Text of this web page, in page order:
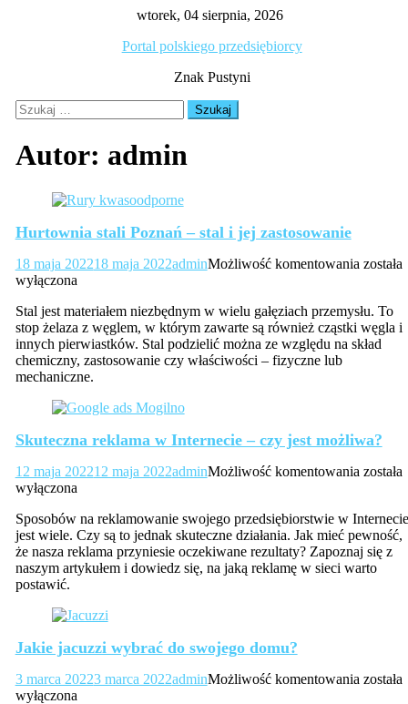
wtorek, 04 sierpnia, 2026
Portal polskiego przedsiębiorcy
Znak Pustyni
Szukaj:
Autor: admin
Hurtownia stali Poznań – stal i jej zastosowanie
18 maja 202218 maja 2022adminMożliwość komentowania
–
stal
i
została
wyłączona
Stal jest materiałem niezbędnym w wielu gałęziach przemysłu. To
stop żelaza z węglem, w którym zawarte są również cząstki węgla i
innych pierwiastków. Stal podzielić można ze względu na skład
chemiczny, zastosowanie czy właściwości – fizyczne lub
mechaniczne.
Skuteczna reklama w Internecie – czy jest możliwa?
12 maja 202212 maja 2022adminMożliwość komentowania
–
czy
jest
została
wyłączona
Sposobów na reklamowanie swojego przedsiębiorstwie w Internecie
jest wiele. Czy są to jednak skuteczne działania. Jak mieć pewność,
że nasza reklama przyniesie oczekiwane rezultaty? Zapoznaj się z
naszym artykułem i dowiedz się, na jaką reklamę w sieci warto
postawić.
Jakie jacuzzi wybrać do swojego domu?
3 marca 20223 marca 2022adminMożliwość komentowania Jakie
została
wyłączona